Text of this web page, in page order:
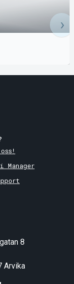
Manager
8
Arvika